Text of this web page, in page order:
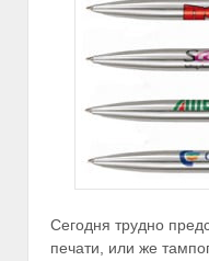
Сегодня трудно
печати, или же